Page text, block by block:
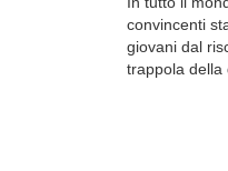
convincenti
giovani dal
trappola della